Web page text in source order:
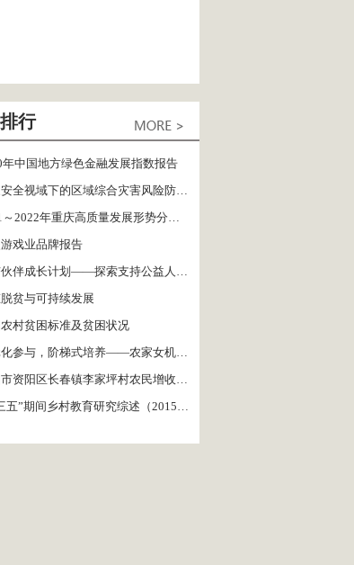
行
年中国地方绿色金融发展指数报告
视域下的区域综合灾害风险防范与风险融资战略思考
2022年重庆高质量发展形势分析与预测
戏业品牌报告
伴成长计划——探索支持公益人才的路径
贫与可持续发展
村贫困标准及贫困状况
与，阶梯式培养——农家女机构农村妇女参政项目介绍
资阳区长春镇李家坪村农民增收调研报告
”期间乡村教育研究综述（2015～2020）